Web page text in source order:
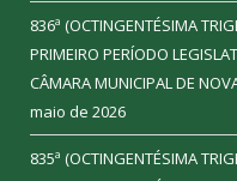
836ª (OCTINGENTÉSIMA
PRIMEIRO PERÍODO
CÂMARA MUNICIPAL DE
maio de 2026
835ª (OCTINGENTÉSIMA